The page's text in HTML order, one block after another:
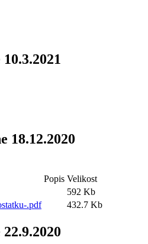
18.12.2020
Popis Velikost
592 Kb
.pdf
432.7 Kb